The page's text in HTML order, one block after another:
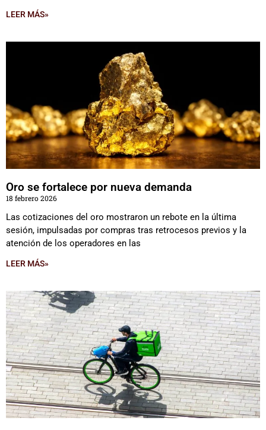
LEER MÁS»
Oro se fortalece por nueva demanda
18 febrero 2026
Las cotizaciones del oro mostraron un rebote en la última
sesión, impulsadas por compras tras retrocesos previos y la
atención de los operadores en las
LEER MÁS»